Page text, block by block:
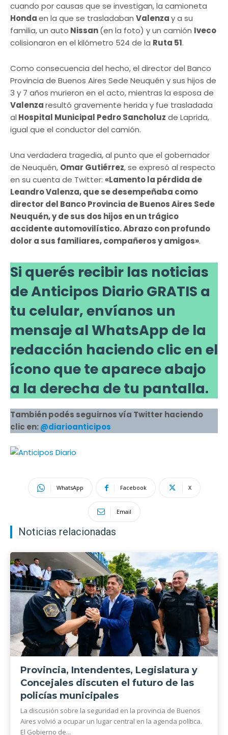
cuando por causas que se investigan, la camioneta
Hondaen la que se trasladaban Valenzay a su
familia, un auto Nissan(en la foto) y un camión Iveco
colisionaron en el kilómetro 524 de la Ruta 51.
Como consecuencia del hecho, el director del Banco
Provincia de Buenos Aires Sede Neuquén y sus hijos de
3 y 7 años murieron en el acto, mientras la esposa de
Valenzaresultó gravemente herida y fue trasladada
al Hospital Municipal Pedro Sancholuz de Laprida,
igual que el conductor del camión.
Una verdadera tragedia, al punto que el gobernador
de Neuquén, Omar Gutiérrez, se expresó al respecto
en su cuenta de Twitter: «Lamento la pérdida de
Leandro Valenza, que se desempeñaba como
director del Banco Provincia de Buenos Aires Sede
Neuquén, y de sus dos hijos en un trágico
accidente automovilístico. Abrazo con profundo
dolor a sus familiares, compañeros y amigos».
Si querés recibir las noticias
de Anticipos Diario GRATIS a
tu celular, envíanos un
mensaje al WhatsApp de la
redacción haciendo clic en el
ícono que te aparece abajo
a la derecha de tu pantalla.
También podés seguirnos vía Twitter haciendo
clic en:@diarioanticipos
WhatsApp Facebook X
Email
Noticias relacionadas
Provincia, Intendentes, Legislatura y
Concejales discuten el futuro de las
policías municipales
La discusión sobre la seguridad en la provincia de Buenos
Aires volvió a ocupar un lugar central en la agenda política.
El Gobierno de...